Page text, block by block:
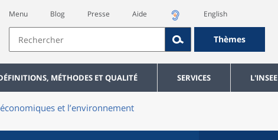
Menu Blog Presse Aide English
Thèmes
MÉTHODES ET QUALITÉ SERVICES
et l’environnement